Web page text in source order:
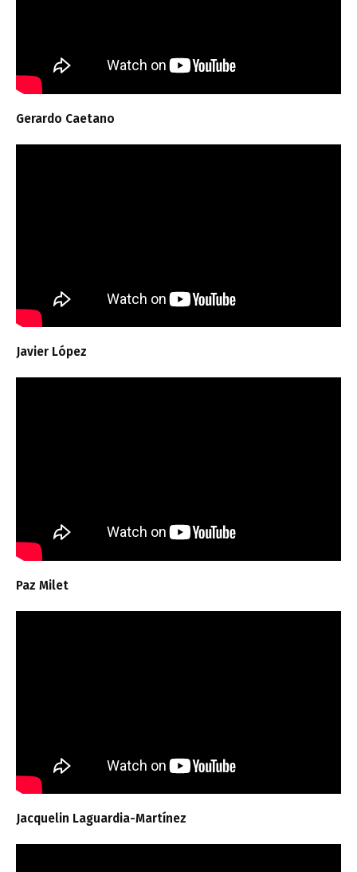
Gerardo Caetano
Javier López
Paz Milet
Jacquelin Laguardia-Martínez